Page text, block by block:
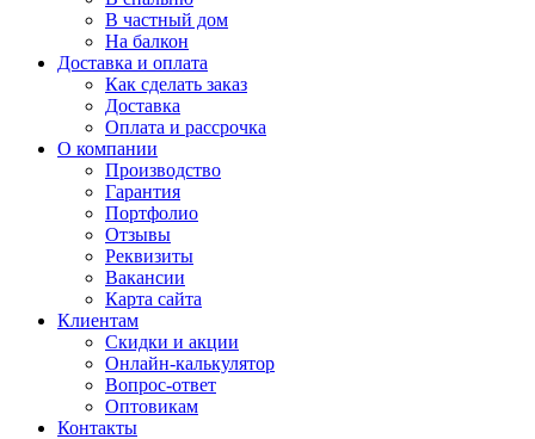
В частный дом
На балкон
Доставка и оплата
Как сделать заказ
Доставка
Оплата и рассрочка
О компании
Производство
Гарантия
Портфолио
Отзывы
Реквизиты
Вакансии
Карта сайта
Клиентам
Скидки и акции
Онлайн-калькулятор
Вопрос-ответ
Оптовикам
Контакты